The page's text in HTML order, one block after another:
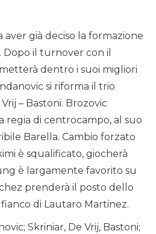
già deciso la formazione
Dopo il turnover con il
dentro i suoi migliori
si riforma il trio
– Bastoni. Brozovic
regia di centrocampo, al suo
Barella. Cambio forzato
è squalificato, giocherà
è largamente favorito su
prenderà il posto dello
di Lautaro Martinez.
Skriniar, De Vrij, Bastoni;